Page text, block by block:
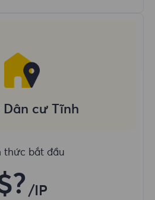
Dân cư Tĩnh
thức bắt đầu
/IP